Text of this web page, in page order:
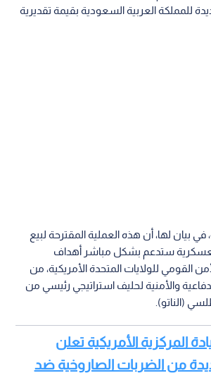
للمملكة العربية السعودية بقيمة تقديرية
في بيان لها، أن هذه العملية المقترحة لبيع
ستدعم بشكل مباشر أهداف
القومي للولايات المتحدة الأمريكية، من
والأمنية لحليف استراتيجي رئيسي من
(الناتو).
المركزية الأمريكية تعلن
من الضربات الصاروخية ضد